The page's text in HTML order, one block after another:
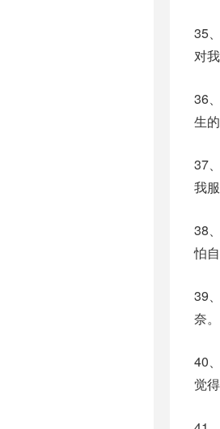
35
对
36
生
37
我
38
怕
39
奈
40
觉